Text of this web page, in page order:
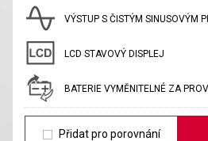
VÝSTUP S ČISTÝM SINUSOVÝM
LCD STAVOVÝ DISPLEJ
BATERIE VYMĚNITELNÉ ZA
Přidat pro porovnání